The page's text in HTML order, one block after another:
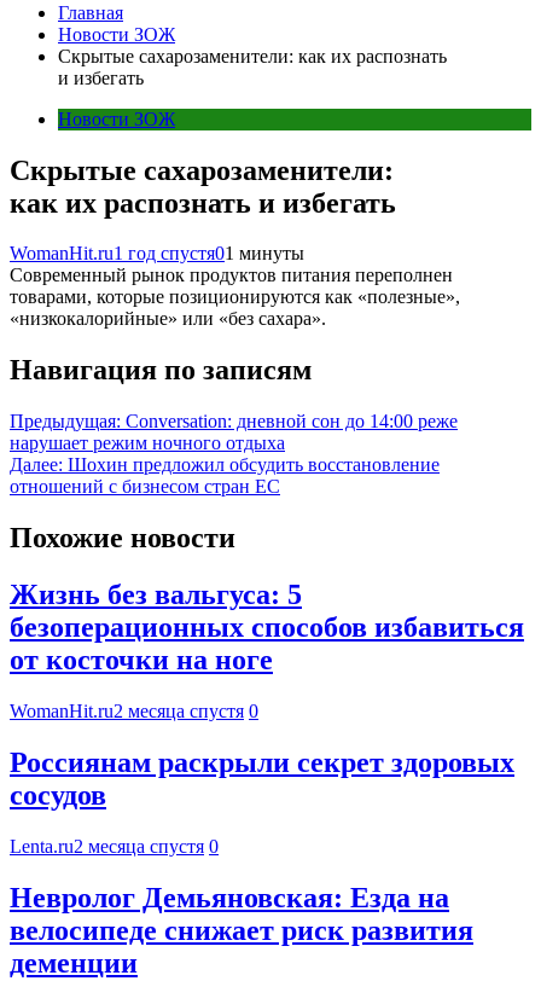
Главная
Новости ЗОЖ
Скрытые сахарозаменители: как их распознать
и избегать
Новости ЗОЖ
Скрытые сахарозаменители:
как их распознать и избегать
WomanHit.ru1 год спустя01 минуты
Современный рынок продуктов питания переполнен
товарами, которые позиционируются как «полезные»,
«низкокалорийные» или «без сахара».
Навигация по записям
Предыдущая: Conversation: дневной сон до 14:00 реже
нарушает режим ночного отдыха
Далее: Шохин предложил обсудить восстановление
отношений с бизнесом стран ЕС
Похожие новости
Жизнь без вальгуса: 5
безоперационных способов избавиться
от косточки на ноге
WomanHit.ru2 месяца спустя 0
Россиянам раскрыли секрет здоровых
сосудов
Lenta.ru2 месяца спустя 0
Невролог Демьяновская: Езда на
велосипеде снижает риск развития
деменции